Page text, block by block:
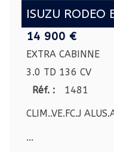
ISUZU RODEO
14 900 €
EXTRA CABINNE
3.0 TD 136 CV
Réf. :
1481
CLIM..VE.FC.J
...